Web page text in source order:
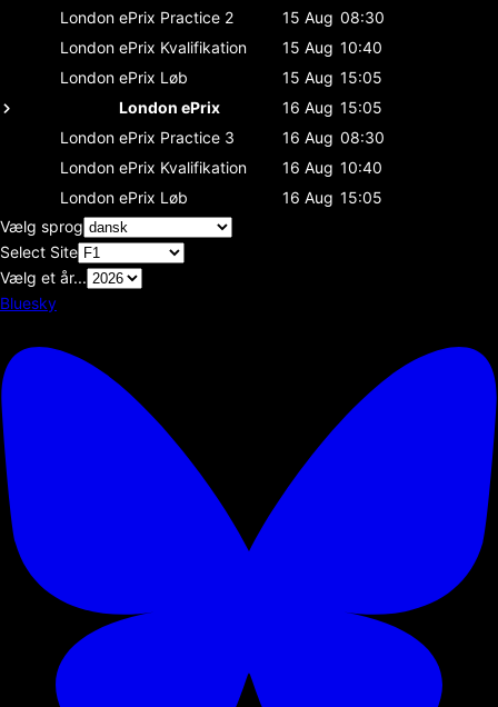
London ePrix Practice 2 15 Aug 08:30
London ePrix Kvalifikation 15 Aug 10:40
London ePrix Løb 15 Aug 15:05
London ePrix
16 Aug 15:05
London ePrix Practice 3 16 Aug 08:30
London ePrix Kvalifikation 16 Aug 10:40
London ePrix Løb 16 Aug 15:05
Vælg sprog
Select Site
Vælg et år...
Bluesky